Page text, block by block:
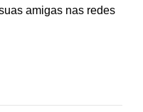
amigas nas redes